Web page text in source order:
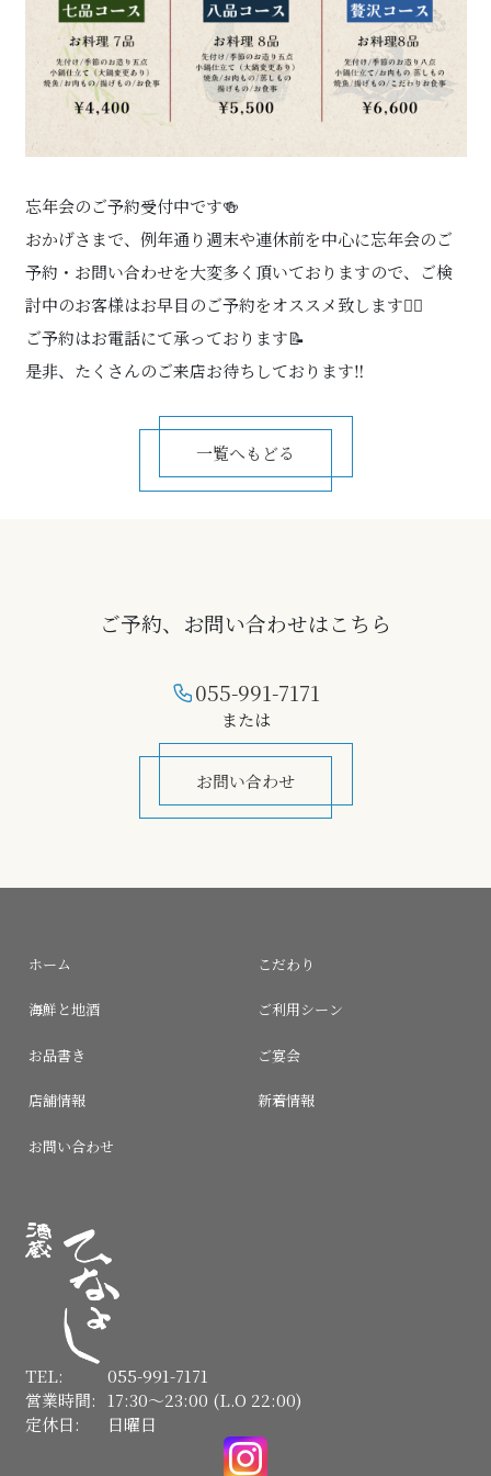
忘年会のご予約受付中です🍻
おかげさまで、例年通り週末や連休前を中心に忘年会のご
予約・お問い合わせを大変多く頂いておりますので、ご検
討中のお客様はお早目のご予約をオススメ致します🙇‍♂️
ご予約はお電話にて承っております📝
是非、たくさんのご来店お待ちしております‼️
一覧へもどる
ご予約、お問い合わせはこちら
055-991-7171
または
お問い合わせ
ホーム こだわり
海鮮と地酒 ご利用シーン
お品書き ご宴会
店舗情報 新着情報
お問い合わせ
TEL:
055-991-7171
営業時間:
17:30〜23:00 (L.O 22:00)
定休日:
日曜日